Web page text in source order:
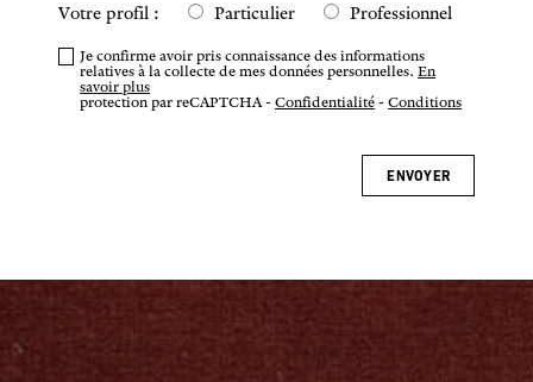
Votre profil : Particulier Professionnel
Je confirme avoir pris connaissance des informations
relatives à la collecte de mes données personnelles.En
savoir plus
protection par reCAPTCHA -Confidentialité -Conditions
ENVOYER